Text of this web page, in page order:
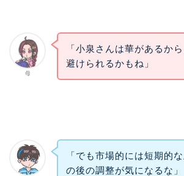
母
「小泉さんは華があるか
避けられるかもね」
「でも市場的には短期的
の後の調整が気になるな」